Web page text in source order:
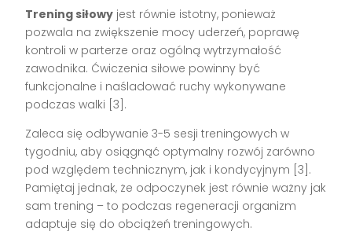
Trening siłowy jest równie istotny, ponieważ
pozwala na zwiększenie mocy uderzeń, poprawę
kontroli w parterze oraz ogólną wytrzymałość
zawodnika. Ćwiczenia siłowe powinny być
funkcjonalne i naśladować ruchy wykonywane
podczas walki [3].
Zaleca się odbywanie 3-5 sesji treningowych w
tygodniu, aby osiągnąć optymalny rozwój zarówno
pod względem technicznym, jak i kondycyjnym [3].
Pamiętaj jednak, że odpoczynek jest równie ważny jak
sam trening – to podczas regeneracji organizm
adaptuje się do obciążeń treningowych.